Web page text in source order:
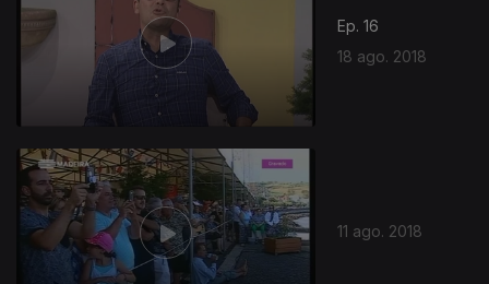
Ep. 16
18 ago. 2018
11 ago. 2018
358742